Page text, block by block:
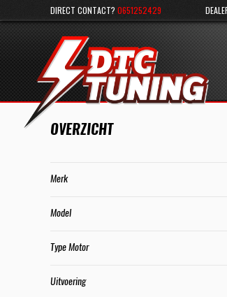
DIRECT CONTACT? 0651252429
OVERZICHT
Merk
Model
Type Motor
Uitvoering